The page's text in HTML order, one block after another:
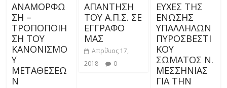
ΑΝΑΜΟΡΦΩ
ΣΗ –
ΤΡΟΠΟΠΟΙΗ
ΣΗ ΤΟΥ
ΚΑΝΟΝΙΣΜΟ
Υ
ΜΕΤΑΘΕΣΕΩ
Ν
ΑΠΑΝΤΗΣΗ
ΤΟΥ Α.Π.Σ. ΣΕ
ΕΓΓΡΑΦΟ
ΜΑΣ
Απρίλιος 17,
2018
0
ΕΥΧΕΣ ΤΗΣ
ΕΝΩΣΗΣ
ΥΠΑΛΛΗΛΩΝ
ΠΥΡΟΣΒΕΣΤΙ
ΚΟΥ
ΣΩΜΑΤΟΣ Ν.
ΜΕΣΣΗΝΙΑΣ
ΓΙΑ ΤΗΝ